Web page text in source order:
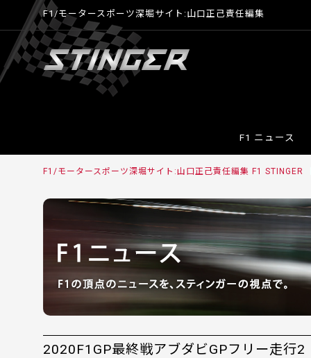
F1/モータースポーツ深堀サイト:山口正己責任編集
F1 ニュース
F1/モータースポーツ深堀サイト:山口正己責任編集 F1 STINGER
2020F1GP最終戦アブダビGPフリー走行2